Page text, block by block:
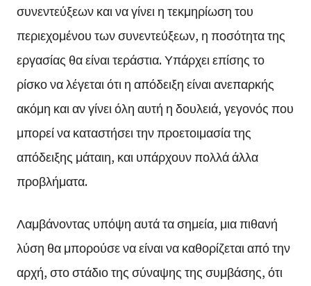
συνεντεύξεων και να γίνει η τεκμηρίωση του
περιεχομένου των συνεντεύξεων, η ποσότητα της
εργασίας θα είναι τεράστια. Υπάρχει επίσης το
ρίσκο να λέγεται ότι η απόδειξη είναι ανεπαρκής
ακόμη και αν γίνει όλη αυτή η δουλειά, γεγονός που
μπορεί να καταστήσει την προετοιμασία της
απόδειξης μάταιη, και υπάρχουν πολλά άλλα
προβλήματα.
Λαμβάνοντας υπόψη αυτά τα σημεία, μια πιθανή
λύση θα μπορούσε να είναι να καθορίζεται από την
αρχή, στο στάδιο της σύναψης της συμβάσης, ότι